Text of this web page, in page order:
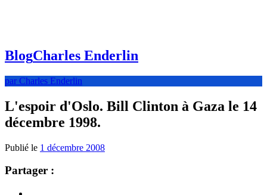
BlogCharles Enderlin
par Charles Enderlin
L'espoir d'Oslo. Bill Clinton à Gaza le 14
décembre 1998.
Publié le 1 décembre 2008
Partager :